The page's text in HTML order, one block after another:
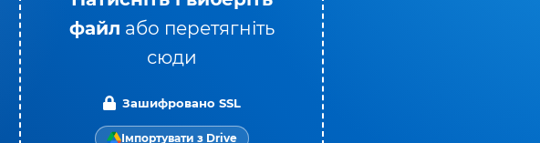
файл або перетягніть
сюди
Зашифровано SSL
Імпортувати з Drive